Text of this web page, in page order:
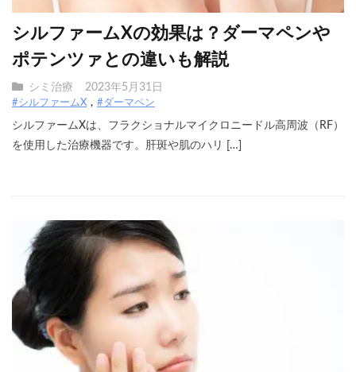
シルファームXの効果は？ダーマペンや
ポテンツァとの違いも解説
シミ治療 2023年5月31日
#シルファームX #ダーマペン
シルファームXは、フラクショナルマイクロニードル高周波（RF）
を使用した治療機器です。肝斑や肌のハリ […]